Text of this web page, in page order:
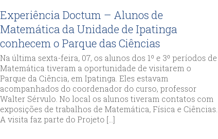
Experiência Doctum – Alunos de
Matemática da Unidade de Ipatinga
conhecem o Parque das Ciências
Na última sexta-feira, 07, os alunos dos 1º e 3º períodos de
Matemática tiveram a oportunidade de visitarem o
Parque da Ciência, em Ipatinga. Eles estavam
acompanhados do coordenador do curso, professor
Walter Sérvulo. No local os alunos tiveram contatos com
exposições de trabalhos de Matemática, Física e Ciências.
A visita faz parte do Projeto […]